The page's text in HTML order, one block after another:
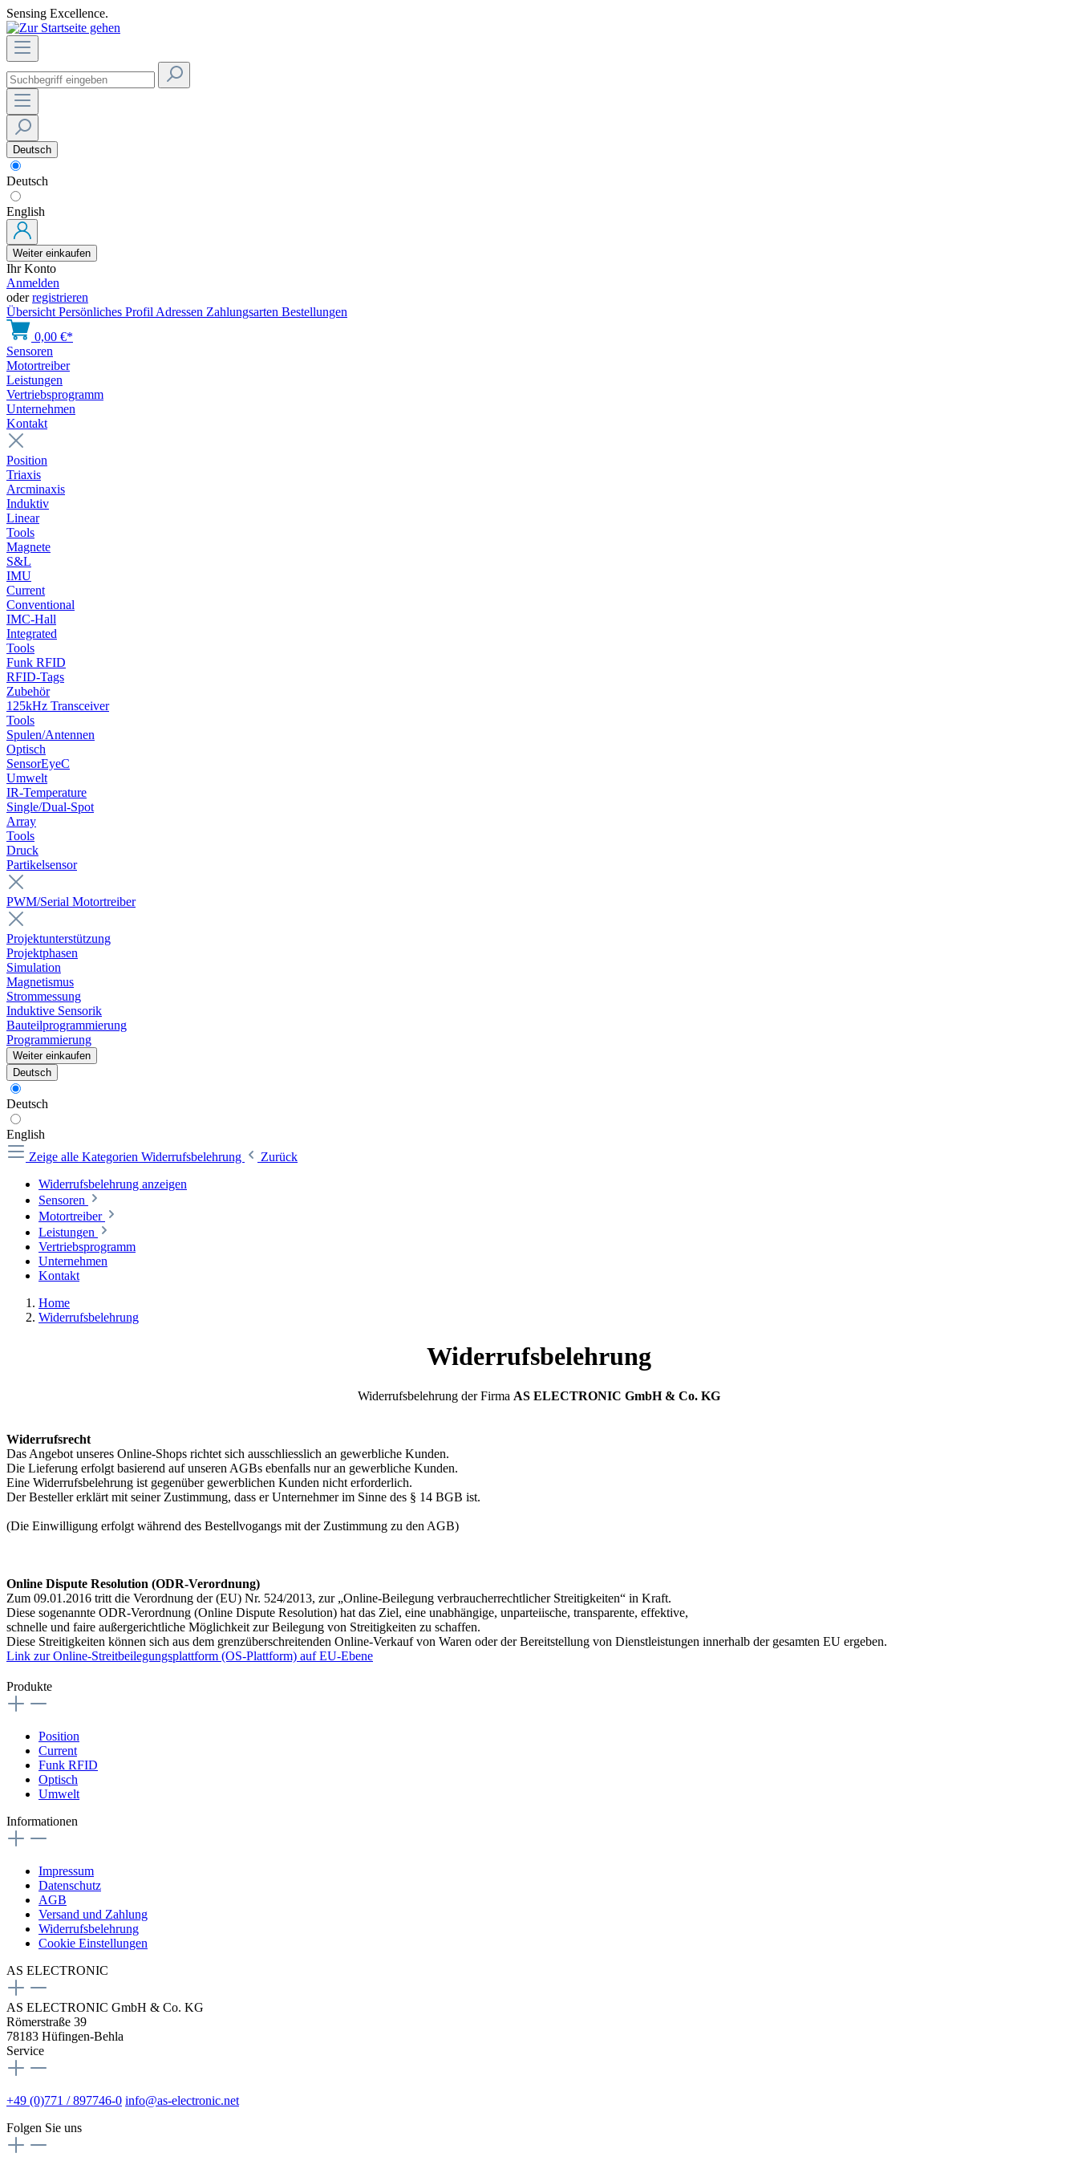
Sensing Excellence.
Deutsch
Deutsch
English
Weiter einkaufen
Ihr Konto
Anmelden
oderregistrieren
Übersicht Persönliches Profil Adressen Zahlungsarten Bestellungen
0,00 €*
Sensoren
Motortreiber
Leistungen
Vertriebsprogramm
Unternehmen
Kontakt
Position
Triaxis
Arcminaxis
Induktiv
Linear
Tools
Magnete
S&L
IMU
Current
Conventional
IMC-Hall
Integrated
Tools
Funk RFID
RFID-Tags
Zubehör
125kHz Transceiver
Tools
Spulen/Antennen
Optisch
SensorEyeC
Umwelt
IR-Temperature
Single/Dual-Spot
Array
Tools
Druck
Partikelsensor
PWM/Serial Motortreiber
Projektunterstützung
Projektphasen
Simulation
Magnetismus
Strommessung
Induktive Sensorik
Bauteilprogrammierung
Programmierung
Weiter einkaufen
Deutsch
Deutsch
English
Zeige alle Kategorien Widerrufsbelehrung
Zurück
Widerrufsbelehrung anzeigen
Sensoren
Motortreiber
Leistungen
Vertriebsprogramm
Unternehmen
Kontakt
Home
Widerrufsbelehrung
Widerrufsbelehrung
Widerrufsbelehrung der Firma AS ELECTRONIC GmbH & Co. KG
Widerrufsrecht
Das Angebot unseres Online-Shops richtet sich ausschliesslich an gewerbliche Kunden.
Die Lieferung erfolgt basierend auf unseren AGBs ebenfalls nur an gewerbliche Kunden.
Eine Widerrufsbelehrung ist gegenüber gewerblichen Kunden nicht erforderlich.
Der Besteller erklärt mit seiner Zustimmung, dass er Unternehmer im Sinne des § 14 BGB ist.
(Die Einwilligung erfolgt während des Bestellvogangs mit der Zustimmung zu den AGB)
Online Dispute Resolution (ODR-Verordnung)
Zum 09.01.2016 tritt die Verordnung der (EU) Nr. 524/2013, zur „Online-Beilegung verbraucherrechtlicher Streitigkeiten“ in Kraft.
Diese sogenannte ODR-Verordnung (Online Dispute Resolution) hat das Ziel, eine unabhängige, unparteiische, transparente, effektive,
schnelle und faire außergerichtliche Möglichkeit zur Beilegung von Streitigkeiten zu schaffen.
Diese Streitigkeiten können sich aus dem grenzüberschreitenden Online-Verkauf von Waren oder der Bereitstellung von Dienstleistungen innerhalb der gesamten EU ergeben.
Link zur Online-Streitbeilegungsplattform (OS-Plattform) auf EU-Ebene
Produkte
Position
Current
Funk RFID
Optisch
Umwelt
Informationen
Impressum
Datenschutz
AGB
Versand und Zahlung
Widerrufsbelehrung
Cookie Einstellungen
AS ELECTRONIC
AS ELECTRONIC GmbH & Co. KG
Römerstraße 39
78183 Hüfingen-Behla
Service
+49 (0)771 / 897746-0 info@as-electronic.net
Folgen Sie uns